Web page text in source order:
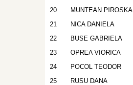
20
MUNTEAN PIROSKA
21
NICA DANIELA
22
BUSE GABRIELA
23
OPREA VIORICA
24
POCOL TEODOR
25
RUSU DANA